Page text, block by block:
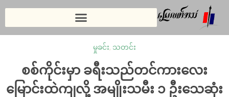
မှုခင်း, သတင်း
စစ်ကိုင်းမှာ ခရီးသည်တင်ကားလေး
မြောင်းထဲကျလို့ အမျိုးသမီး ၁ ဦးသေဆုံး